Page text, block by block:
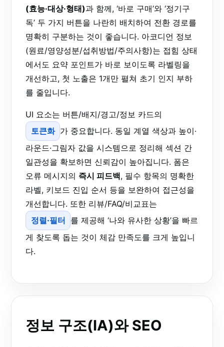
(효능·대상·형태)과 함께, ‘바로 구매’와 ‘정기구
독’ 두 가지 버튼을 나란히 배치하여 전환 경로를
명확히 구분하는 것이 좋습니다. 아코디언 정보
(원료/영양성분/섭취방법/주의사항)는 접힘 상태
에서도 요약 포인트가 바로 보이도록 라벨링을
개선하고, 첫 노출은 1개만 펼쳐 초기 인지 부하
를 줄입니다.
UI 요소는 버튼/배지/경고/정보 카드의
토큰화 가 중요합니다. 동일 계열 색상과 높이·
라운드·그림자 값을 시스템으로 정리해 섹션 간
일관성을 확보하면 신뢰감이 높아집니다. 폼은
오류 메시지의 즉시 피드백, 필수 항목의 명확한
라벨, 키보드 진입 순서 등을 보완하여 접근성을
개선합니다. 또한 리뷰/FAQ/비교표는
정렬·필터
를 제공해 ‘나와 유사한 상황’을 빠르
게 찾도록 돕는 것이 체감 만족도를 크게 높입니
다.
정보 구조(IA)와 SEO